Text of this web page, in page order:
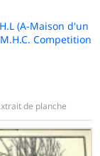
(A-Maison d'un
Competition
de planche